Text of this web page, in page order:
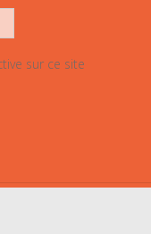
sur ce site